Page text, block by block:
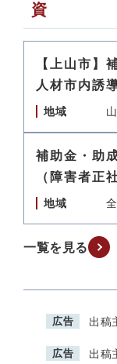
資
【上山市】
人材市内誘
地域
補助金・助
（障害者正
地域
一覧を見る
広告 出稿
広告 出稿